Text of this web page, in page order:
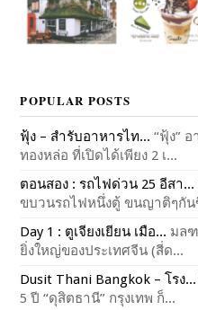
POPULAR POSTS
ฟุ้ง – สำรับอาหารไท... “ฟุ้ง”
ทองหล่อ ที่เปิดได้เพียง 2 เ...
ตอนสอง : รถไฟด่วน 25 อีสา...
ขบวนรถไฟหนึ่งตู้ ขนญาติๆกัน
Day 1 : ตูเจียงเยียน เมือ... มล
ยิ่งใหญ่ของประเทศจีน (สี่ด...
Dusit Thani Bangkok – โรง...
5 ปี “ดุสิตธานี” กรุงเทพ ก็...